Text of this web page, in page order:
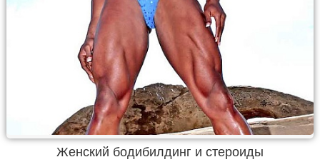
Женский бодибилдинг и стероиды